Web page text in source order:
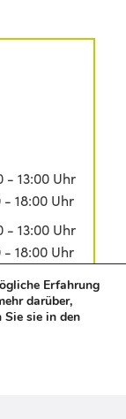
- 13:00 Uhr
- 18:00 Uhr
- 13:00 Uhr
- 18:00 Uhr
- 13:00 Uhr
- 13:00 Uhr
Erfahrung
darüber,
sie in den